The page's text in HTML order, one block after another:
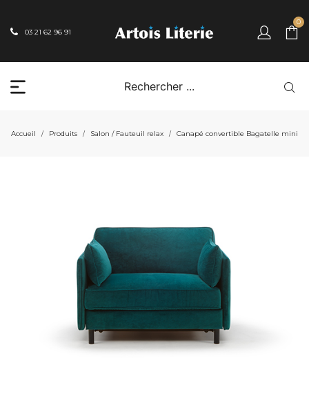
03 21 62 96 91
0
Accueil / Produits / Salon / Fauteuil relax / Canapé convertible Bagatelle mini